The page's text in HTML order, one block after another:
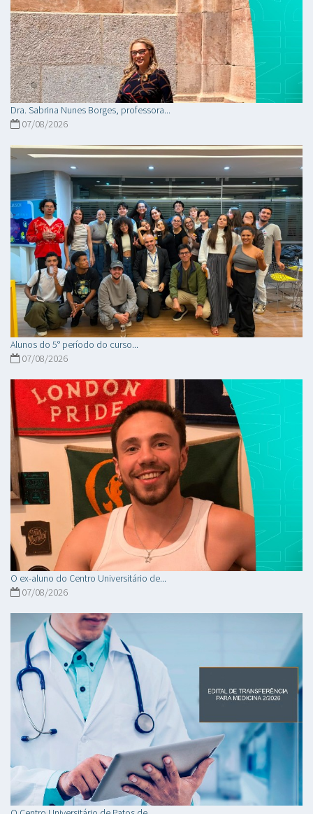
Dra. Sabrina Nunes Borges, professora...
07/08/2026
Alunos do 5° período do curso...
07/08/2026
O ex-aluno do Centro Universitário de...
07/08/2026